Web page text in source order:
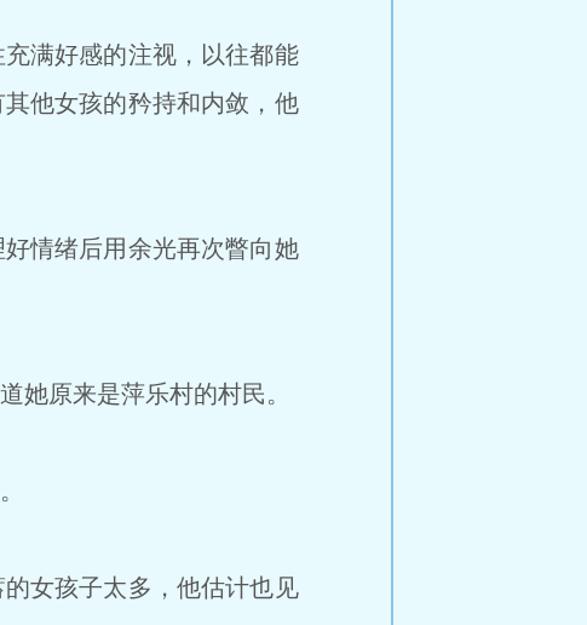
满好感的注视，以往都能
他女孩的矜持和内敛，他
情绪后用余光再次瞥向她
她原来是萍乐村的村民。
女孩子太多，他估计也见